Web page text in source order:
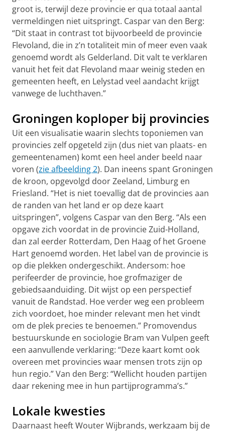
groot is, terwijl deze provincie er qua totaal aantal
vermeldingen niet uitspringt. Caspar van den Berg:
“Dit staat in contrast tot bijvoorbeeld de provincie
Flevoland, die in z’n totaliteit min of meer even vaak
genoemd wordt als Gelderland. Dit valt te verklaren
vanuit het feit dat Flevoland maar weinig steden en
gemeenten heeft, en Lelystad veel aandacht krijgt
vanwege de luchthaven.”
Groningen koploper bij provincies
Uit een visualisatie waarin slechts toponiemen van
provincies zelf opgeteld zijn (dus niet van plaats- en
gemeentenamen) komt een heel ander beeld naar
voren (zie afbeelding 2). Dan ineens spant Groningen
de kroon, opgevolgd door Zeeland, Limburg en
Friesland. “Het is niet toevallig dat de provincies aan
de randen van het land er op deze kaart
uitspringen”, volgens Caspar van den Berg. “Als een
opgave zich voordat in de provincie Zuid-Holland,
dan zal eerder Rotterdam, Den Haag of het Groene
Hart genoemd worden. Het label van de provincie is
op die plekken ondergeschikt. Andersom: hoe
perifeerder de provincie, hoe grofmaziger de
gebiedsaanduiding. Dit wijst op een perspectief
vanuit de Randstad. Hoe verder weg een probleem
zich voordoet, hoe minder relevant men het vindt
om de plek precies te benoemen.” Promovendus
bestuurskunde en sociologie Bram van Vulpen geeft
een aanvullende verklaring: “Deze kaart komt ook
overeen met provincies waar mensen trots zijn op
hun regio.” Van den Berg: “Wellicht houden partijen
daar rekening mee in hun partijprogramma’s.”
Lokale kwesties
Daarnaast heeft Wouter Wijbrands, werkzaam bij de